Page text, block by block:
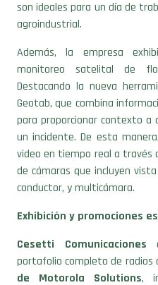
son ideales para un día de
agroindustrial.
Además, la empresa
monitoreo satelital de
Destacando la nueva
Geotab, que combina
para proporcionar contexto a
un incidente. De esta
video en tiempo real a través
de cámaras que incluyen
conductor, y multicámara.
Exhibición y promociones
Cesetti Comunicaciones
portafolio completo de radios
de Motorola Solutions,